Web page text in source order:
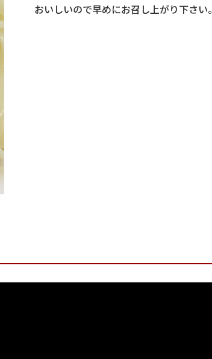
おいしいので早めにお召し上がり下さい。